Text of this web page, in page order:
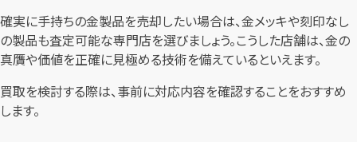
確実に手持ちの金製品を売却したい場合は、金メッキや刻印なし
の製品も査定可能な専門店を選びましょう。こうした店舗は、金の
真贋や価値を正確に見極める技術を備えているといえます。
買取を検討する際は、事前に対応内容を確認することをおすすめ
します。